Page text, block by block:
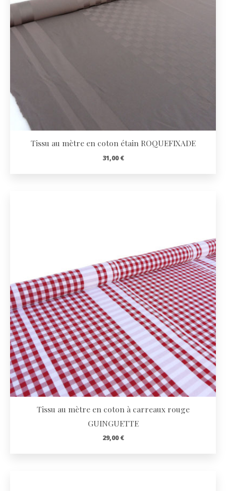
Tissu au mètre en coton étain ROQUEFIXADE
31,00€
Tissu au mètre en coton à carreaux rouge
GUINGUETTE
29,00€